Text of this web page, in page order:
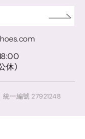
休)
一編號 27921248